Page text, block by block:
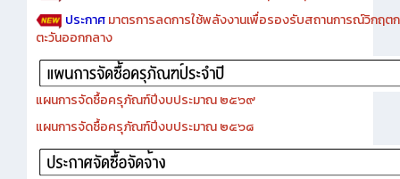
ประกาศมาตรการลดการใช้พลังงานเพื่อรองรับสถานการณ์วิกฤ
ตะวันออกกลาง
แผนการจัดซื้อครุภัณฑ์ปีงบประมาณ ๒๕๖๙
แผนการจัดซื้อครุภัณฑ์ปีงบประมาณ ๒๕๖๘